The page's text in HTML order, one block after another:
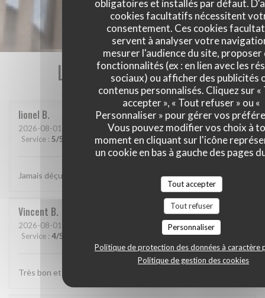
obligatoires et installés par défaut.
cookies facultatifs nécessitent
consentement. Ces cookies
servent à analyser votre
mesurer l'audience du site, proposer
fonctionnalités (ex : en lien avec les
sociaux) ou afficher des publicités
contenus personnalisés. Cliquez sur «
accepter », « Tout refuser » ou «
Personnaliser » pour gérer vos
Vous pouvez modifier vos choix à
moment en cliquant sur l'icône
un cookie en bas à gauche des pages
Tout accepter
Tout refuser
Personnaliser
Politique de protection des données à caractère
Politique de gestion des cookies
Les avis de nos clients
lionel B
2026-08-01
- 20:15 - Couverts 2
Service : 5/5 Ambiance:5/5 Cuisine :5/5 Qualité / Prix:5/5
Jamais déçu chez cabane.. jf Bury et ses lutins sont au top..
Vincent B
2026-08-01
Service : 4/5 /5 Qualité / Prix:5
Très bon et très bien presenté